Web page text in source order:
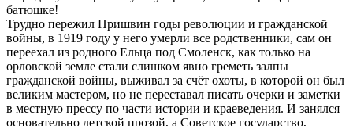
батюшке!
Трудно пережил Пришвин годы революции и гражданской
войны, в 1919 году у него умерли все родственники, сам он
переехал из родного Ельца под Смоленск, как только на
орловской земле стали слишком явно греметь залпы
гражданской войны, выживал за счёт охоты, в которой он был
великим мастером, но не переставал писать очерки и заметки
в местную прессу по части истории и краеведения. И занялся
основательно детской прозой, а Советское государство,